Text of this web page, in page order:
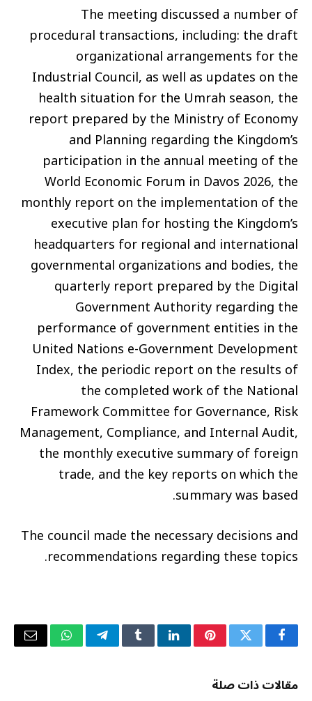
The meeting discussed a number of
procedural transactions, including: the draft
organizational arrangements for the
Industrial Council, as well as updates on the
health situation for the Umrah season, the
report prepared by the Ministry of Economy
and Planning regarding the Kingdom’s
participation in the annual meeting of the
World Economic Forum in Davos 2026, the
monthly report on the implementation of the
executive plan for hosting the Kingdom’s
headquarters for regional and international
governmental organizations and bodies, the
quarterly report prepared by the Digital
Government Authority regarding the
performance of government entities in the
United Nations e-Government Development
Index, the periodic report on the results of
the completed work of the National
Framework Committee for Governance, Risk
Management, Compliance, and Internal Audit,
the monthly executive summary of foreign
trade, and the key reports on which the
summary was based.
The council made the necessary decisions and
recommendations regarding these topics.
فيسبوكتويتر بينتيريستلينكدإنTumblrتيلقرامواتسابالبريد
مقالات ذات صلة